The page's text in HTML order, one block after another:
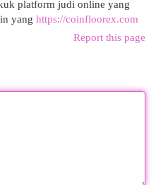
platform judi online yang
yang https://coinfloorex.com
Report this page